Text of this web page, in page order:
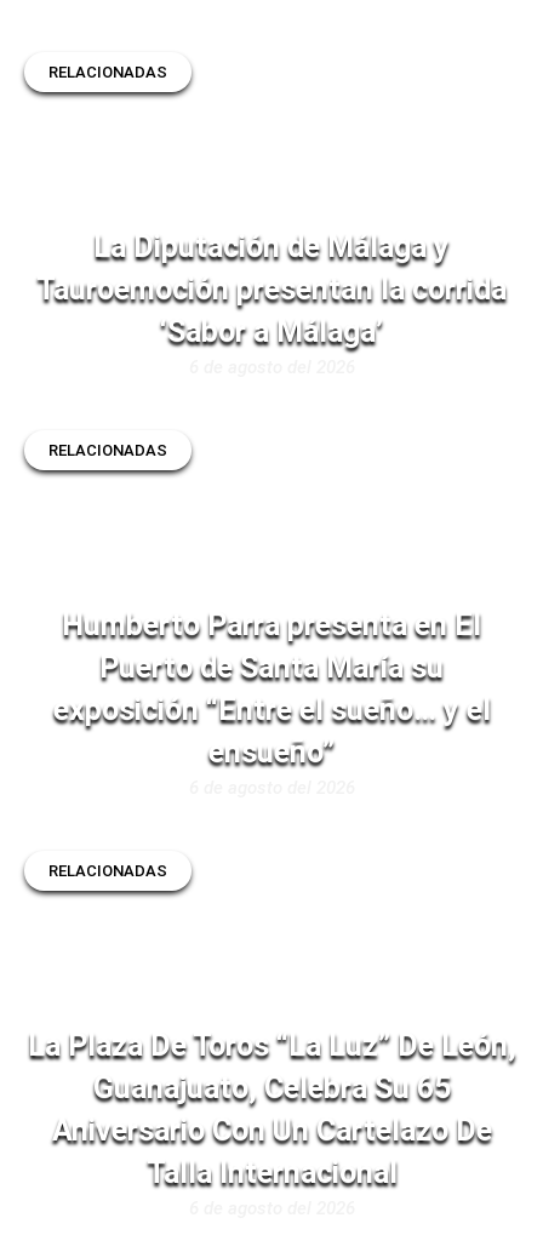
RELACIONADAS
La Diputación de Málaga y
Tauroemoción presentan la corrida
‘Sabor a Málaga’
RELACIONADAS
Humberto Parra presenta en El
Puerto de Santa María su
exposición “Entre el sueño… y el
ensueño”
RELACIONADAS
La Plaza De Toros “La Luz” De León,
Guanajuato, Celebra Su 65
Aniversario Con Un Cartelazo De
Talla Internacional